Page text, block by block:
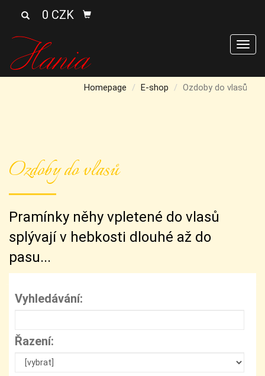
0 CZK
Homepage E-shop Ozdoby do vlasů
Ozdoby do vlasů
Pramínky něhy vpletené do vlasů
splývají v hebkosti dlouhé až do
pasu...
Vyhledávání:
Řazení: